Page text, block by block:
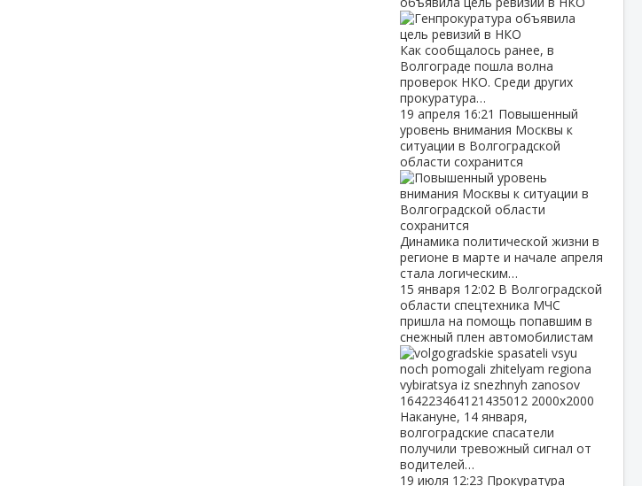
Как сообщалось ранее, в
Волгограде пошла волна
проверок НКО. Среди других
прокуратура…
19 апреля 16:21 Повышенный
уровень внимания Москвы к
ситуации в Волгоградской
области сохранится
Динамика политической жизни в
регионе в марте и начале апреля
стала логическим…
15 января 12:02 В Волгоградской
области спецтехника МЧС
пришла на помощь попавшим в
снежный плен автомобилистам
Накануне, 14 января,
волгоградские спасатели
получили тревожный сигнал от
водителей…
19 июля 12:23 Прокуратура